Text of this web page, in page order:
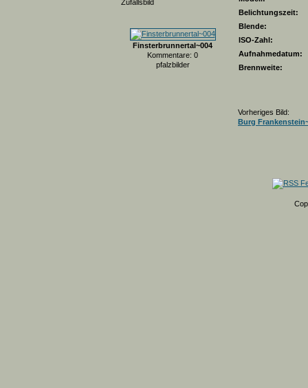
Zufallsbild
Finsterbrunnertal~004
Kommentare: 0
pfalzbilder
Belichtungszeit:
Blende:
ISO-Zahl:
Aufnahmedatum:
Brennweite:
Vorheriges Bild:
Burg